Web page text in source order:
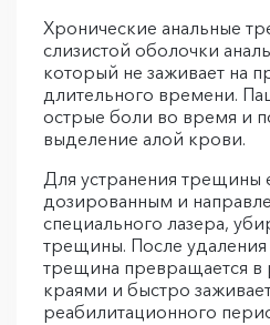
Хронические анальные
слизистой оболочки
который не заживает на
длительного времени.
острые боли во время и
выделение алой крови.
Для устранения трещины
дозированным и
специального лазера,
трещины. После
трещина превращается в
краями и быстро
реабилитационного